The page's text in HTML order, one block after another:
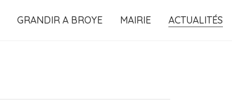
GRANDIR A BROYE MAIRIE ACTUALITÉS